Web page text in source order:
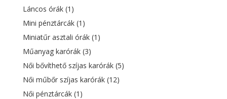
Láncos órák (1)
Mini pénztárcák (1)
Miniatűr asztali órák (1)
Műanyag karórák (3)
Női bővíthető szíjas karórák (5)
Női műbőr szíjas karórák (12)
Női pénztárcák (1)